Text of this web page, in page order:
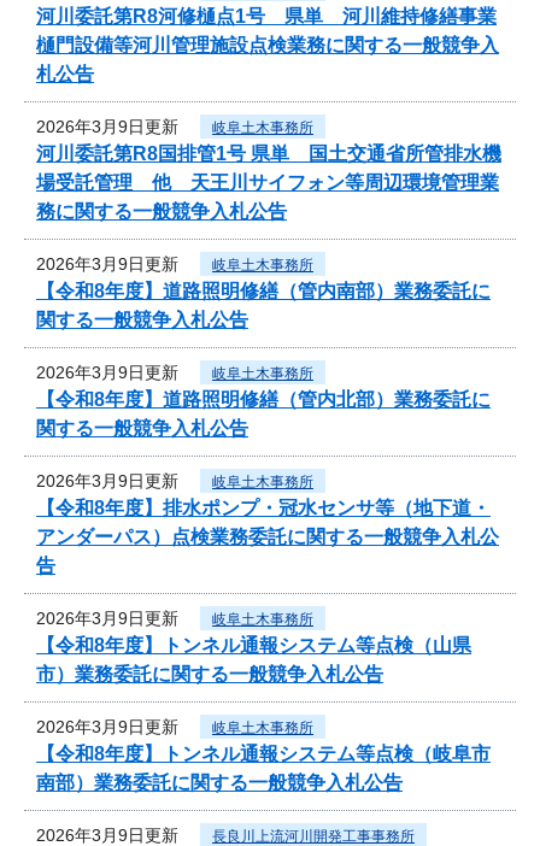
河川委託第R8河修樋点1号 県単 河川維持修繕事業
樋門設備等河川管理施設点検業務に関する一般競争入
札公告
2026年3月9日更新 岐阜土木事務所
河川委託第R8国排管1号 県単 国土交通省所管排水機
場受託管理 他 天王川サイフォン等周辺環境管理業
務に関する一般競争入札公告
2026年3月9日更新 岐阜土木事務所
【令和8年度】道路照明修繕（管内南部）業務委託に
関する一般競争入札公告
2026年3月9日更新 岐阜土木事務所
【令和8年度】道路照明修繕（管内北部）業務委託に
関する一般競争入札公告
2026年3月9日更新 岐阜土木事務所
【令和8年度】排水ポンプ・冠水センサ等（地下道・
アンダーパス）点検業務委託に関する一般競争入札公
告
2026年3月9日更新 岐阜土木事務所
【令和8年度】トンネル通報システム等点検（山県
市）業務委託に関する一般競争入札公告
2026年3月9日更新 岐阜土木事務所
【令和8年度】トンネル通報システム等点検（岐阜市
南部）業務委託に関する一般競争入札公告
2026年3月9日更新 長良川上流河川開発工事事務所